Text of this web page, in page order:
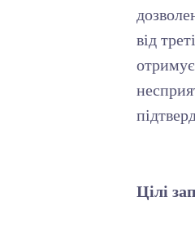
від
Цілі